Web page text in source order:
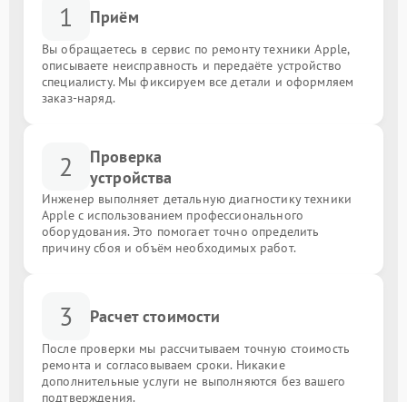
1 Приём
Вы обращаетесь в сервис по ремонту техники Apple,
описываете неисправность и передаёте устройство
специалисту. Мы фиксируем все детали и оформляем
заказ-наряд.
2
Проверка
устройства
Инженер выполняет детальную диагностику техники
Apple с использованием профессионального
оборудования. Это помогает точно определить
причину сбоя и объём необходимых работ.
3 Расчет стоимости
После проверки мы рассчитываем точную стоимость
ремонта и согласовываем сроки. Никакие
дополнительные услуги не выполняются без вашего
подтверждения.